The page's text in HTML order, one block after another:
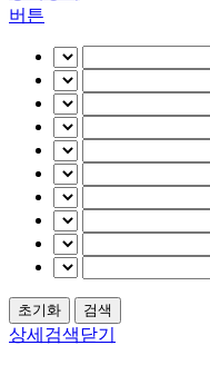
버튼
상세검색닫기